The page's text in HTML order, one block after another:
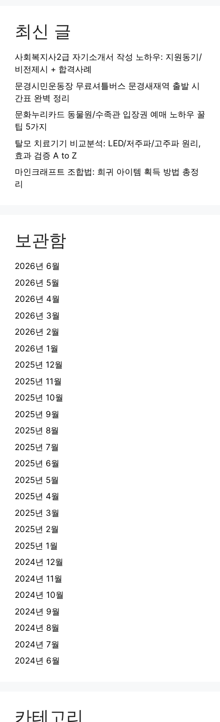
최신 글
사회복지사2급 자기소개서 작성 노하우: 지원동기/
비전제시 + 합격사례
문경시민운동장 무료셔틀버스 문경새재역 출발 시
간표 완벽 정리
문화누리카드 동물원/수족관 입장권 예매 노하우 꿀
팁 5가지
탈모 치료기기 비교분석: LED/저주파/고주파 원리,
효과 검증 A to Z
마인크래프트 조합법: 희귀 아이템 획득 방법 총정
리
보관함
2026년 6월
2026년 5월
2026년 4월
2026년 3월
2026년 2월
2026년 1월
2025년 12월
2025년 11월
2025년 10월
2025년 9월
2025년 8월
2025년 7월
2025년 6월
2025년 5월
2025년 4월
2025년 3월
2025년 2월
2025년 1월
2024년 12월
2024년 11월
2024년 10월
2024년 9월
2024년 8월
2024년 7월
2024년 6월
카테고리